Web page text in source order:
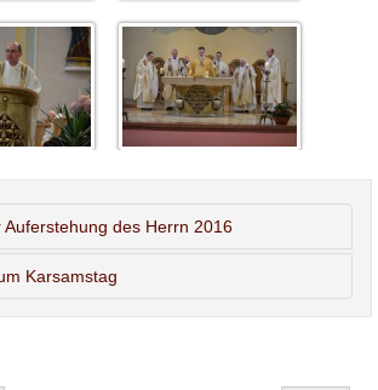
Auferstehung des Herrn 2016
Karsamstag